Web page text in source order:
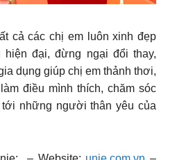
cả các chị em luôn xinh đẹp
hiện đại, đừng ngại đổi thay,
dụng giúp chị em thảnh thơi,
điều mình thích, chăm sóc
tới những người thân yêu của